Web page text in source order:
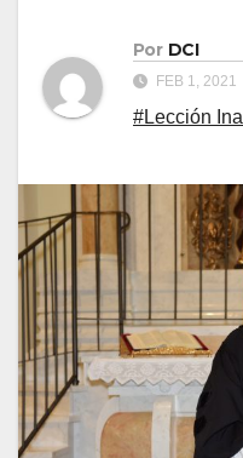
Por DCI
FEB 1, 2021
#Lección